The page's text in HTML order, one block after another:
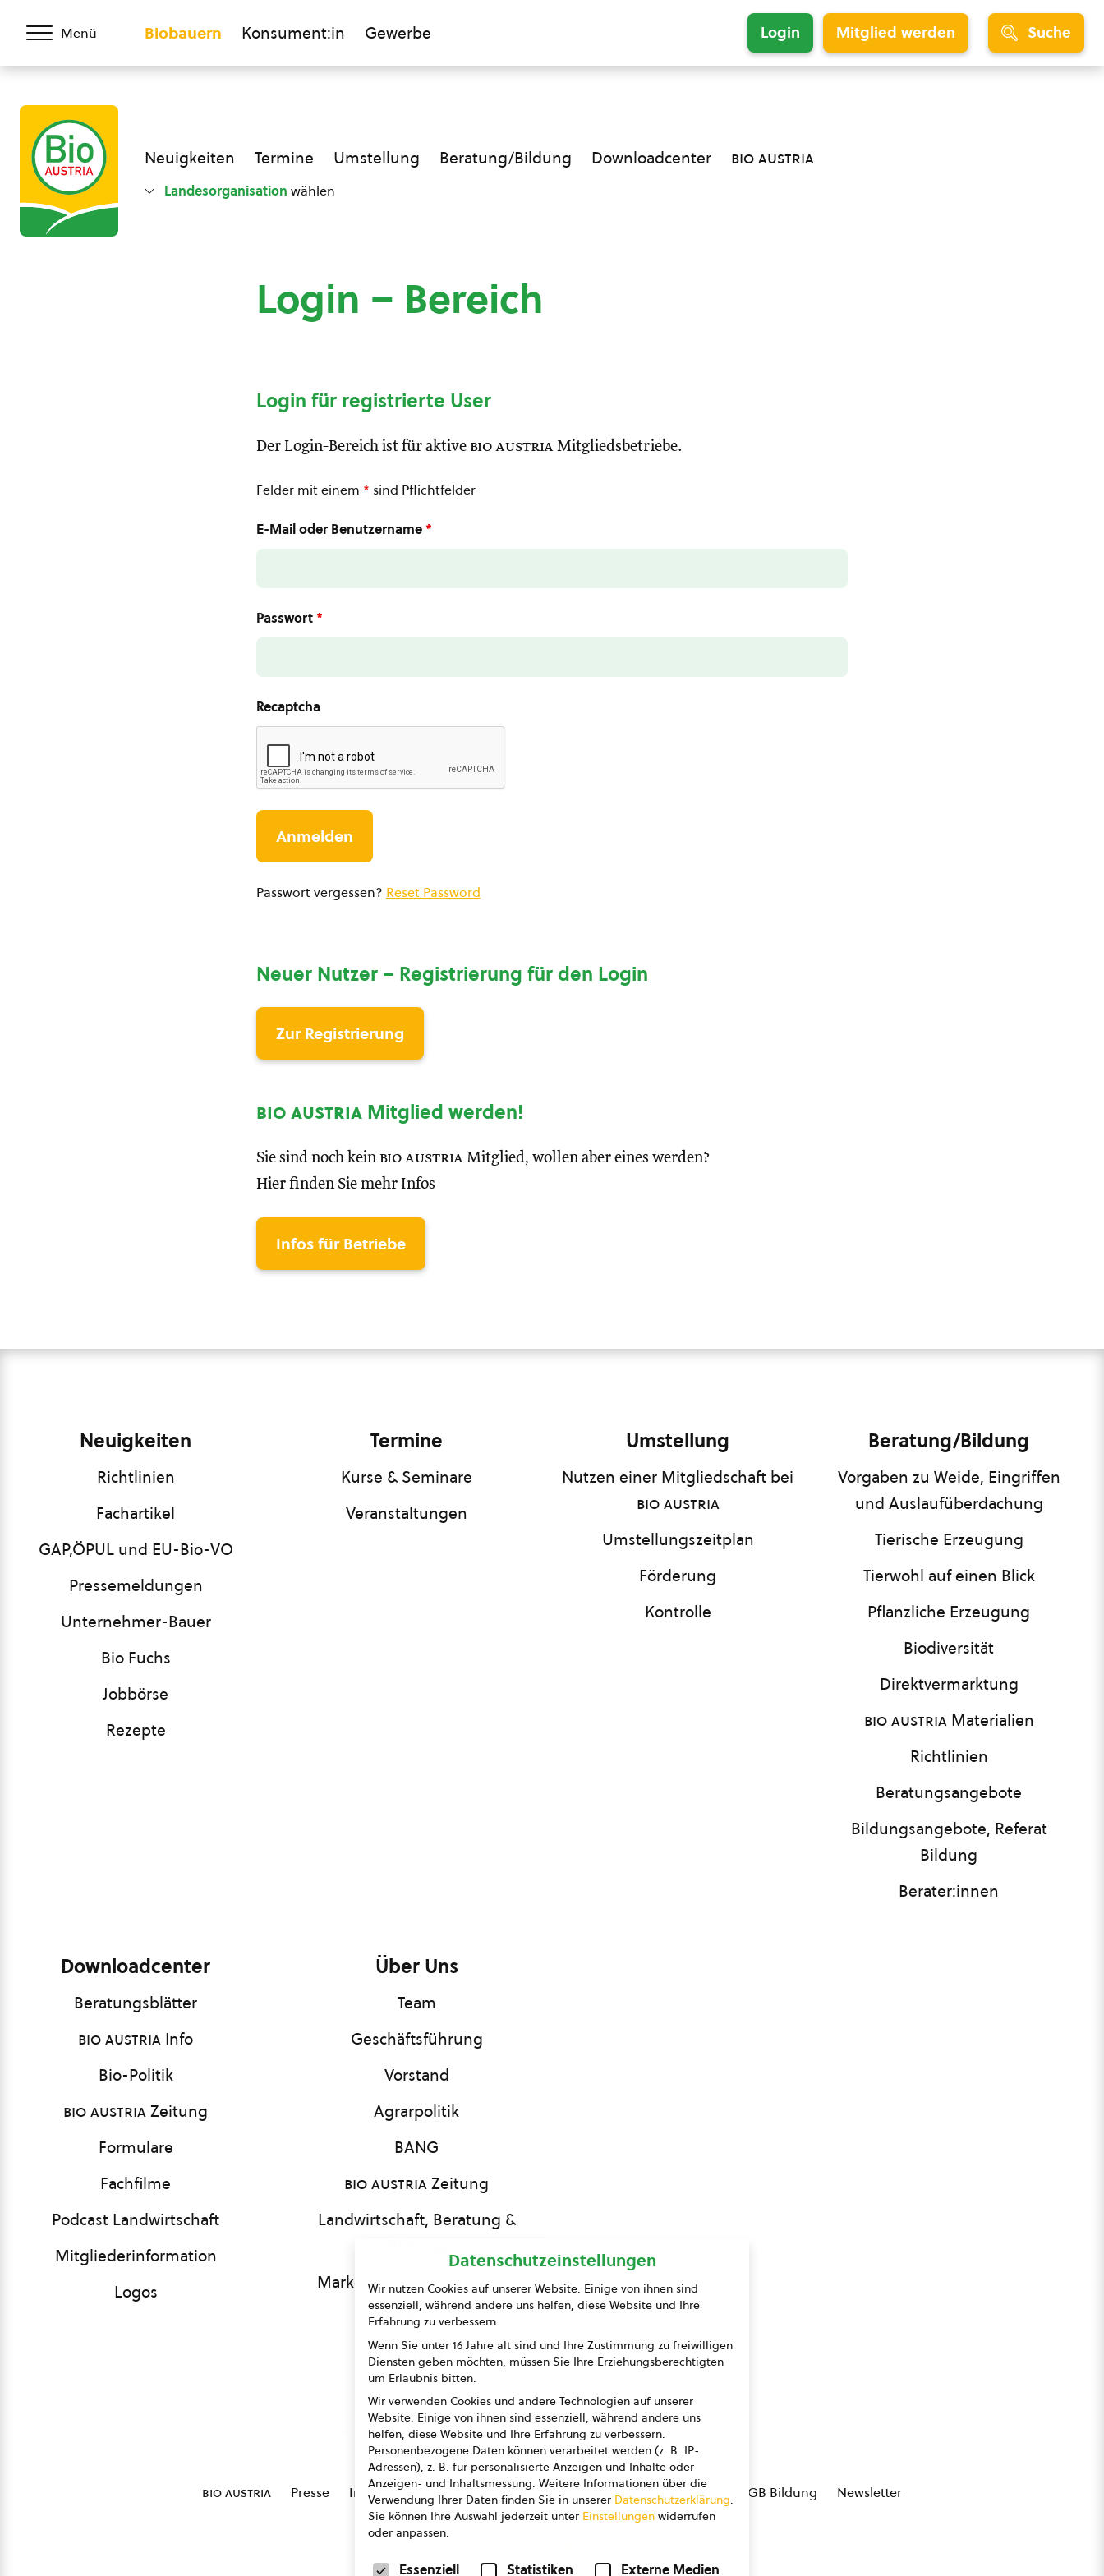
Menü Biobauern Konsument:in Gewerbe Login Mitglied werden Suche
Neuigkeiten Termine Umstellung Beratung/Bildung Downloadcenter bio austria
Landesorganisation wählen
Login – Bereich
Login für registrierte User
Der Login-Bereich ist für aktive bio austria Mitgliedsbetriebe.
Felder mit einem * sind Pflichtfelder
E-Mail oder Benutzername *
Passwort *
Recaptcha
Passwort vergessen? Reset Password
Neuer Nutzer – Registrierung für den Login
Zur Registrierung
bio austria Mitglied werden!
Sie sind noch kein bio austria Mitglied, wollen aber eines werden?
Hier finden Sie mehr Infos
Infos für Betriebe
Neuigkeiten
Richtlinien
Fachartikel
GAP,ÖPUL und EU-Bio-VO
Pressemeldungen
Unternehmer-Bauer
Bio Fuchs
Jobbörse
Rezepte
Termine
Kurse & Seminare
Veranstaltungen
Umstellung
Nutzen einer Mitgliedschaft bei
bio austria
Umstellungszeitplan
Förderung
Kontrolle
Beratung/Bildung
Vorgaben zu Weide, Eingriffen
und Auslaufüberdachung
Tierische Erzeugung
Tierwohl auf einen Blick
Pflanzliche Erzeugung
Biodiversität
Direktvermarktung
bio austriaMaterialien
Richtlinien
Beratungsangebote
Bildungsangebote, Referat
Bildung
Berater:innen
Downloadcenter
Beratungsblätter
bio austria Info
Bio-Politik
bio austriaZeitung
Formulare
Fachfilme
Podcast Landwirtschaft
Mitgliederinformation
Logos
Über Uns
Team
Geschäftsführung
Vorstand
Agrarpolitik
BANG
bio austriaZeitung
Landwirtschaft, Beratung &
Marketing und Information
Presse
Kontakt
bio austria Presse Impressum Datenschutz AGB AGB Marketing GmbH AGB Bildung Newsletter
Datenschutzeinstellungen
Wir nutzen Cookies auf unserer Website. Einige von ihnen sind
essenziell, während andere uns helfen, diese Website und Ihre
Erfahrung zu verbessern.
Wenn Sie unter 16 Jahre alt sind und Ihre Zustimmung zu freiwilligen
Diensten geben möchten, müssen Sie Ihre Erziehungsberechtigten
um Erlaubnis bitten.
Wir verwenden Cookies und andere Technologien auf unserer
Website. Einige von ihnen sind essenziell, während andere uns
helfen, diese Website und Ihre Erfahrung zu verbessern.
Personenbezogene Daten können verarbeitet werden (z. B. IP-
Adressen), z. B. für personalisierte Anzeigen und Inhalte oder
Anzeigen- und Inhaltsmessung. Weitere Informationen über die
Verwendung Ihrer Daten finden Sie in unserer Datenschutzerklärung.
Sie können Ihre Auswahl jederzeit unter Einstellungen widerrufen
oder anpassen.
Datenschutzeinstellungen
Essenziell Statistiken Externe Medien